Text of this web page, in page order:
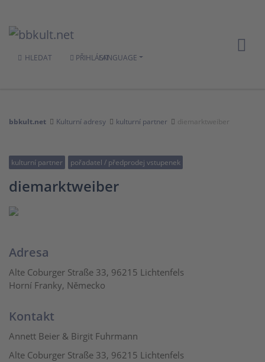
HLEDAT PŘIHLÁSITLANGUAGE
bbkult.net Kulturní adresy kulturní partner diemarktweiber
kulturní partner pořadatel / předprodej vstupenek
diemarktweiber
Adresa
Alte Coburger Straße 33, 96215 Lichtenfels
Horní Franky, Německo
Kontakt
Annett Beier & Birgit Fuhrmann
Alte Coburger Straße 33, 96215 Lichtenfels